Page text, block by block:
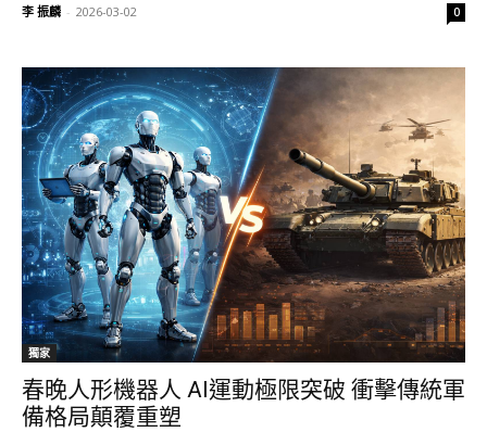
李 振麟 - 2026-03-02 0
獨家
春晚人形機器人 AI運動極限突破 衝擊傳統軍
備格局顛覆重塑